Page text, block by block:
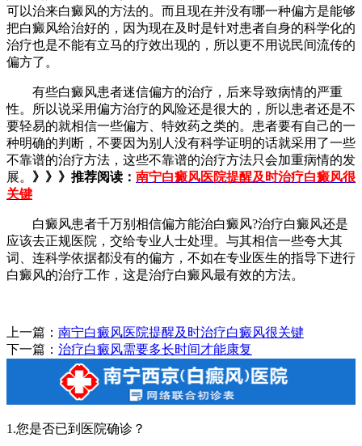
可以治来白癜风的方法的。而且现在并没有哪一种偏方是能够
把白癜风给治好的，因为现在及时是针对患者自身的科学化的
治疗也是不能有立马的疗效出现的，所以更不用说民间流传的
偏方了。
有些白癜风患者迷信偏方的治疗，后来导致病情的严重
性。所以说采用偏方治疗的风险还是很大的，所以患者还是不
要轻易的就相信一些偏方、特效药之类的。患者要有自己的一
种明确的判断，不要因为别人没有科学证明的话就采用了一些
不靠谱的治疗方法，这些不靠谱的治疗方法只会加重病情的发
展。 》》》推荐阅读： 南宁白癜风医院提醒及时治疗白癜风很
关键
白癜风患者千万别相信偏方能治白癜风?治疗白癜风还是
应该去正规医院，交给专业人士处理。与其相信一些夸大其
词、连科学依据都没有的偏方，不如在专业医生的指导下进行
白癜风的治疗工作，这是治疗白癜风最有效的方法。
上一篇： 南宁白癜风医院提醒及时治疗白癜风很关键
下一篇： 治疗白癜风需要多长时间才能康复
1.您是否已到医院确诊？